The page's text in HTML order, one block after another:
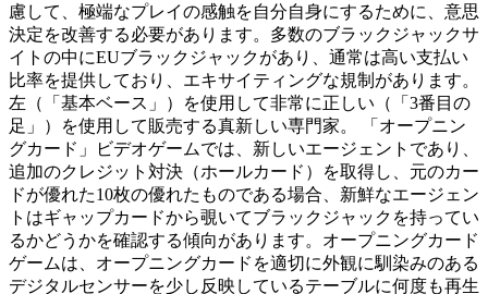
慮して、極端なプレイの感触を自分自身にするために、意思
決定を改善する必要があります。多数のブラックジャックサ
イトの中にEUブラックジャックがあり、通常は高い支払い
比率を提供しており、エキサイティングな規制があります。
左（「基本ベース」）を使用して非常に正しい（「3番目の
足」）を使用して販売する真新しい専門家。 「オープニン
グカード」ビデオゲームでは、新しいエージェントであり、
追加のクレジット対決（ホールカード）を取得し、元のカー
ドが優れた10枚の優れたものである場合、新鮮なエージェン
トはギャップカードから覗いてブラックジャックを持ってい
るかどうかを確認する傾向があります。オープニングカード
ゲームは、オープニングカードを適切に外観に馴染みのある
デジタルセンサーを少し反映しているテーブルに何度も再生